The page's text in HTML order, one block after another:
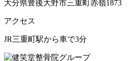
大分県豊後大野市三重町赤嶺1873
アクセス
JR三重町駅から車で3分